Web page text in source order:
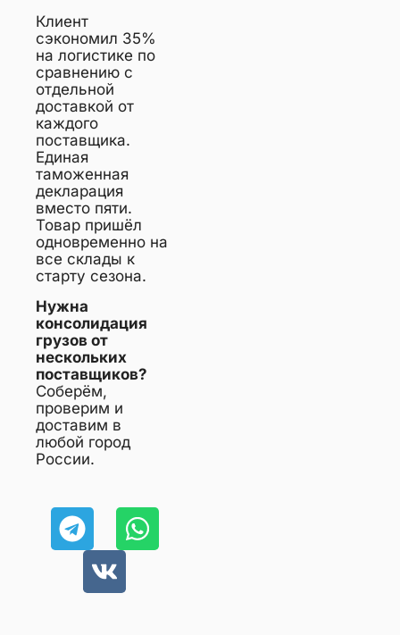
Клиент
сэкономил 35%
на логистике по
сравнению с
отдельной
доставкой от
каждого
поставщика.
Единая
таможенная
декларация
вместо пяти.
Товар пришёл
одновременно на
все склады к
старту сезона.
Нужна
консолидация
грузов от
нескольких
поставщиков?
Соберём,
проверим и
доставим в
любой город
России.